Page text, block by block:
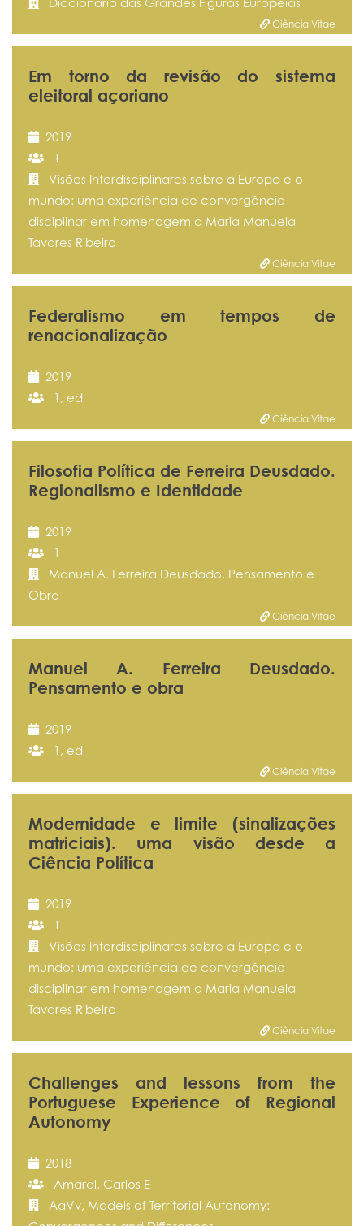
Ciência Vitae
Em torno da revisão do sistema
eleitoral açoriano
2019
1
Visões Interdisciplinares sobre a Europa e o
mundo: uma experiência de convergência
disciplinar em homenagem a Maria Manuela
Tavares Ribeiro
Ciência Vitae
Federalismo em tempos de
renacionalização
2019
1, ed
Ciência Vitae
Filosofia Política de Ferreira Deusdado.
Regionalismo e Identidade
2019
1
Manuel A. Ferreira Deusdado. Pensamento e
Obra
Ciência Vitae
Manuel A. Ferreira Deusdado.
Pensamento e obra
2019
1, ed
Ciência Vitae
Modernidade e limite (sinalizações
matriciais). uma visão desde a
Ciência Política
2019
1
Visões Interdisciplinares sobre a Europa e o
mundo: uma experiência de convergência
disciplinar em homenagem a Maria Manuela
Tavares Ribeiro
Ciência Vitae
Challenges and lessons from the
Portuguese Experience of Regional
Autonomy
2018
Amaral, Carlos E
AaVv, Models of Territorial Autonomy: